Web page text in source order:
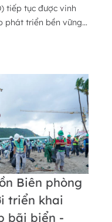
tiếp tục được vinh
phát triển bền vững
đánh dấu năm thứ
Biên phòng
triển khai
bãi biển -